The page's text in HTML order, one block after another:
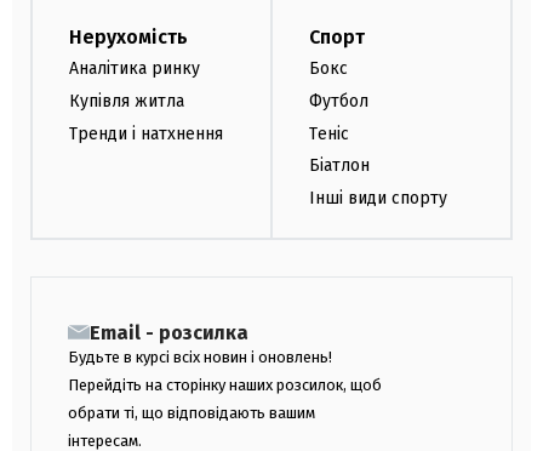
Нерухомість
Аналітика ринку
Купівля житла
Тренди і натхнення
Спорт
Бокс
Футбол
Теніс
Біатлон
Інші види спорту
Email - розсилка
Будьте в курсі всіх новин і оновлень!
Перейдіть на сторінку наших розсилок, щоб
обрати ті, що відповідають вашим
інтересам.